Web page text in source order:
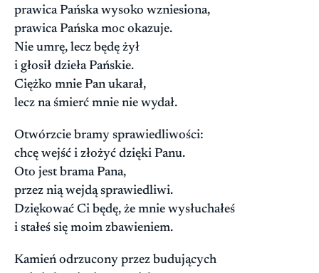
prawica Pańska wysoko wzniesiona,
prawica Pańska moc okazuje.
Nie umrę, lecz będę żył
i głosił dzieła Pańskie.
Ciężko mnie Pan ukarał,
lecz na śmierć mnie nie wydał.
Otwórzcie bramy sprawiedliwości:
chcę wejść i złożyć dzięki Panu.
Oto jest brama Pana,
przez nią wejdą sprawiedliwi.
Dziękować Ci będę, że mnie wysłuchałeś
i stałeś się moim zbawieniem.
Kamień odrzucony przez budujących